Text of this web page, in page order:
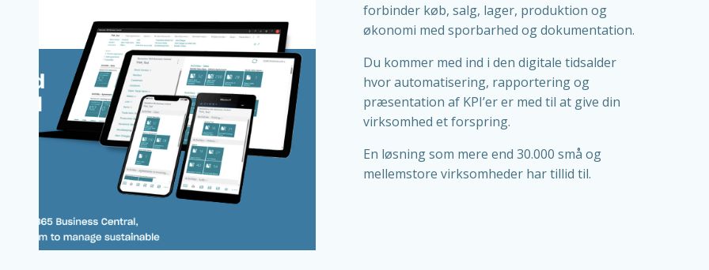
forbinder køb, salg, lager, produktion og
økonomi med sporbarhed og dokumentation.
Du kommer med ind i den digitale tidsalder
hvor automatisering, rapportering og
præsentation af KPI’er er med til at give din
virksomhed et forspring.
En løsning som mere end 30.000 små og
mellemstore virksomheder har tillid til.